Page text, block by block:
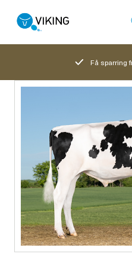
Log ind med
Få sparring